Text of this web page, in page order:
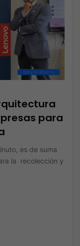
Almacenamiento
para
es de suma
la recolección y